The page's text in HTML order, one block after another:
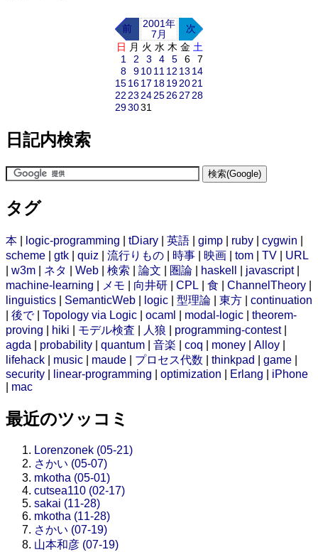
前
2001年
7月
次
日 月 火 水 木 金 土
1
2 3 4 5 6
7
8
91011 12 13 14
151617 18192021
22 23 24252627 28
293031
日記内検索
タグ
本 logic-programming tDiary 英語 gimp ruby cygwin
scheme
gtk quiz 流行りもの 時事 映画 tom TV
URL
w3m ネタ Web 検索 論文 圏論 haskell javascript|
machine-learning
メモ 向井研 CPL 食 ChannelTheory
linguistics
SemanticWeb logic 型理論 東方
continuation
後で| Topology via Logic ocaml modal-logic
theorem-
proving
hiki モデル検査 人狼 programming-contest|
agda
probability quantum 音楽 coq money Alloy
lifehack
music maude プロセス代数 thinkpad game
security
linear-programming optimization Erlang
iPhone
mac
最近のツッコミ
Lorenzonek (05-21)
さかい (05-07)
mkotha (05-01)
cutsea110 (02-17)
sakai (11-28)
mkotha (11-28)
さかい (07-19)
山本和彦 (07-19)